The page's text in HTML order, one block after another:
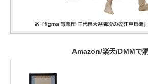
Amazon/楽天/DMMで